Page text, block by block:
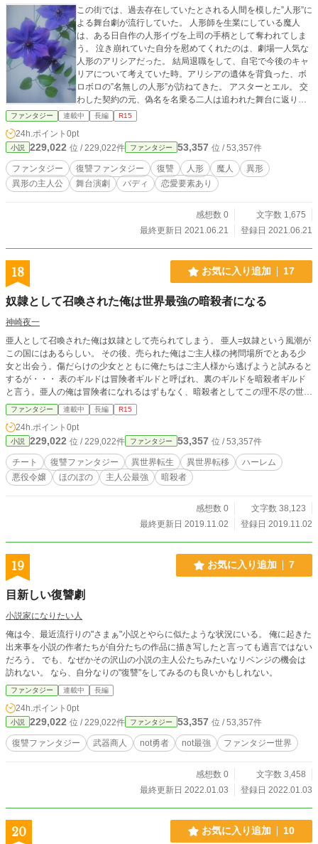
この街では、過去存在していたとされる人間を模した”人形”に
よる舞台劇が流行していた。 人形師を生業にしている魔人
は、ある日自作の人形イヴを上司の手柄として奪われてしま
う。 泣き崩れていた自分を慰めてくれたのは、劇場一人気な
人形のアリシアだった。 結局退職をして、自宅で今後のキャ
リアについて考えていた時。アリシアの遺体を背負った、ボ
ロボロの”名無しの人形”が訪ねてきた。 アスターとエル。 交
わした契約の元、偽名を名乗る二人は追われた舞台に返り咲
く。
ファンタジー 連載中 長編 R15
24h.ポイント 0pt
小説 229,022 位 / 229,022件 ファンタジー 53,357 位 / 53,357件
ファンタジー 復讐ファンタジー 復讐 人形 魔人
異形
異形の主人公
舞台演劇 バディ 恋愛要素あり
感想数 0
文字数 1,675
最終更新日 2021.06.21
登録日 2021.06.21
18 お気に入り追加 17
奴隷として召喚された俺は世界最強の暗殺者になる
神崎夜一
亜人として召喚された俺は奴隷として売られてしまう。 亜人=奴隷という風潮が
この国にはあるらしい。 その後、売られた俺はご主人様の拷問場所でとある少
女と出会う。傷だらけの少女とともに俺たちはご主人様から逃げようと試みると
するが・・・ 表のギルドは冒険者ギルドと呼ばれ、裏のギルドを暗殺者ギルド
と言う。亜人の俺は冒険者になれるはずもなく、暗殺者としてこの理不尽の世界
をぶち壊していく。 この世界に復讐するダークファンタジーがここに綴られ
る。
ファンタジー 連載中 長編 R15
24h.ポイント 0pt
小説 229,022 位 / 229,022件 ファンタジー 53,357 位 / 53,357件
チート 復讐ファンタジー 異世界転生 異世界転移
ハーレム
悪役令嬢
ほのぼの 主人公最強 暗殺者
感想数 0
文字数 38,123
最終更新日 2019.11.02
登録日 2019.11.02
19 お気に入り追加 7
目新しい復讐劇
小説家になりたい人
俺は今、最近流行りの"さまぁ"小説とやらに似たような状況にいる。 俺に起きた
出来事を小説の作者たちが自分たちの作品に描き写したと言っても過言ではない
だろう。 でも、なぜかその沢山の小説の主人公たちみたいなリベンジの機会は
訪れない。 なら、自分なりの"復讐"をしてみるのも良いかもしれない。
ファンタジー 連載中 長編
24h.ポイント 0pt
小説 229,022 位 / 229,022件 ファンタジー 53,357 位 / 53,357件
復讐ファンタジー 武器商人 not勇者 not最強 ファンタジー世界
感想数 0
文字数 3,458
最終更新日 2022.01.03
登録日 2022.01.03
20 お気に入り追加 10